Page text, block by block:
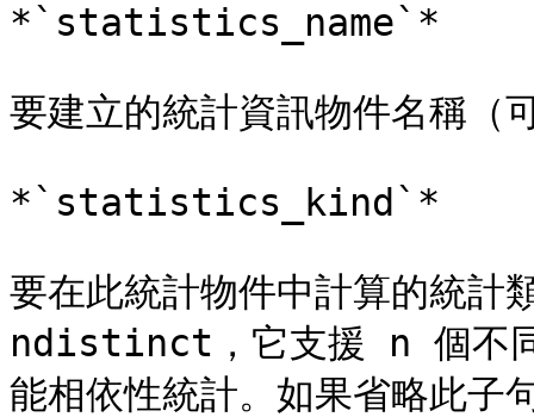
*`statistics_name`*
要建立的統計資訊物件名稱（
*`statistics_kind`*
要在此統計物件中計算的統計
ndistinct，它支援 n 個不同
能相依性統計。如果省略此子